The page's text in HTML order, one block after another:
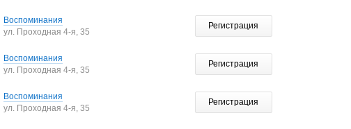
Воспоминания
ул. Проходная 4-я, 35
Регистрация
Воспоминания
ул. Проходная 4-я, 35
Регистрация
Воспоминания
ул. Проходная 4-я, 35
Регистрация